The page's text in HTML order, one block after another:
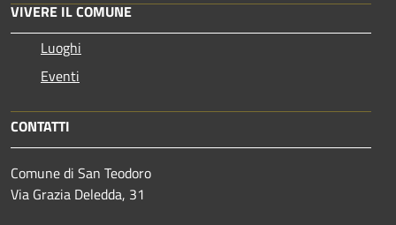
VIVERE IL COMUNE
Luoghi
Eventi
CONTATTI
Comune di San Teodoro
Via Grazia Deledda, 31